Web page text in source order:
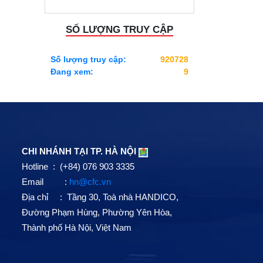
SỐ LƯỢNG TRUY CẬP
Số lượng truy cập:
920728
Đang xem:
9
CHI NHÁNH TẠI TP. HÀ NỘI
Hotline : (+84) 076 903 3335
Email : hn@cfc.vn
Địa chỉ : Tầng 30, Toà nhà HANDICO,
Đường Phạm Hùng, Phường Yên Hòa,
Thành phố Hà Nội, Việt Nam